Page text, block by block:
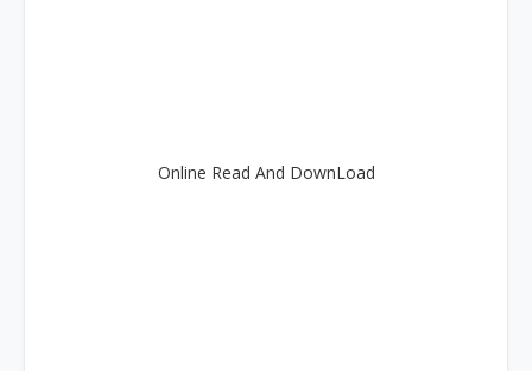
Online Read And DownLoad